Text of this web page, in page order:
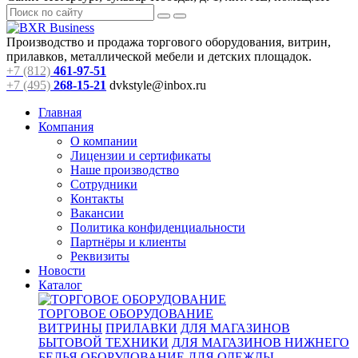
Производство и продажа торгового оборудования, витрин,
прилавков, металлической мебели и детских площадок.
+7 (812) 461-97-51
+7 (495) 268-15-21 dvkstyle@inbox.ru
Главная
Компания
О компании
Лицензии и сертификаты
Наше производство
Сотрудники
Контакты
Вакансии
Политика конфиденциальности
Партнёры и клиенты
Реквизиты
Новости
Каталог
ТОРГОВОЕ ОБОРУДОВАНИЕ
ВИТРИНЫ ПРИЛАВКИ ДЛЯ МАГАЗИНОВ
БЫТОВОЙ ТЕХНИКИ ДЛЯ МАГАЗИНОВ НИЖНЕГО